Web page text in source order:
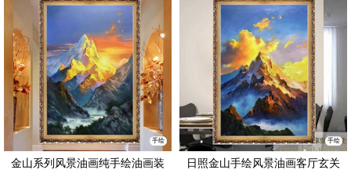
手绘
金山系列风景油画纯手绘油画装
手绘
日照金山手绘风景油画客厅玄关